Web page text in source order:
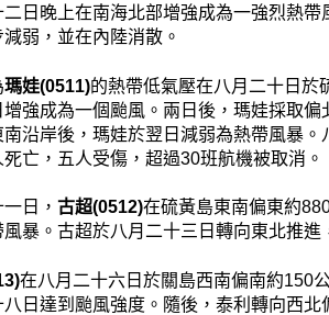
日晚上在南海北部增強成為一強烈熱
減弱，並在內陸消散。
瑪娃(0511)的熱帶低氣壓在八月二十日於
增強成為一個颱風。兩日後，瑪娃採取
沿岸後，瑪娃於翌日減弱為熱帶風暴
亡，五人受傷，超過30班航機被取消。
日， 古超(0512)在硫黃島東南偏東約
暴。古超於八月二十三日轉向東北推
在八月二十六日於關島西南偏南約150
八日達到颱風強度。隨後，泰利轉向西